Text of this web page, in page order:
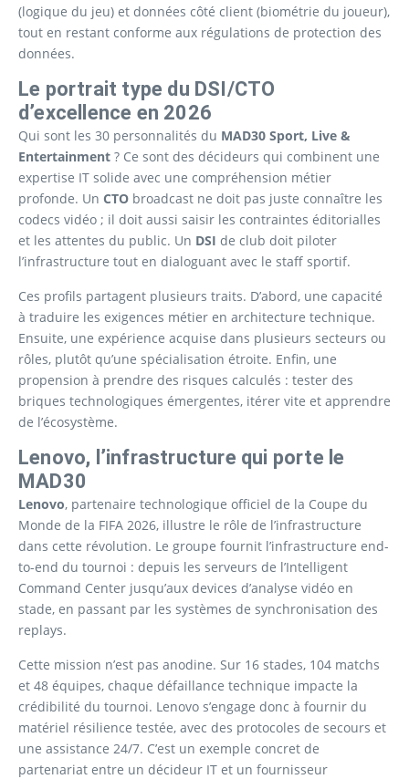
(logique du jeu) et données côté client (biométrie du joueur),
tout en restant conforme aux régulations de protection des
données.
Le portrait type du DSI/CTO
d’excellence en 2026
Qui sont les 30 personnalités du MAD30 Sport, Live &
Entertainment ? Ce sont des décideurs qui combinent une
expertise IT solide avec une compréhension métier
profonde. Un CTO broadcast ne doit pas juste connaître les
codecs vidéo ; il doit aussi saisir les contraintes éditorialles
et les attentes du public. Un DSI de club doit piloter
l’infrastructure tout en dialoguant avec le staff sportif.
Ces profils partagent plusieurs traits. D’abord, une capacité
à traduire les exigences métier en architecture technique.
Ensuite, une expérience acquise dans plusieurs secteurs ou
rôles, plutôt qu’une spécialisation étroite. Enfin, une
propension à prendre des risques calculés : tester des
briques technologiques émergentes, itérer vite et apprendre
de l’écosystème.
Lenovo, l’infrastructure qui porte le
MAD30
Lenovo, partenaire technologique officiel de la Coupe du
Monde de la FIFA 2026, illustre le rôle de l’infrastructure
dans cette révolution. Le groupe fournit l’infrastructure end-
to-end du tournoi : depuis les serveurs de l’Intelligent
Command Center jusqu’aux devices d’analyse vidéo en
stade, en passant par les systèmes de synchronisation des
replays.
Cette mission n’est pas anodine. Sur 16 stades, 104 matchs
et 48 équipes, chaque défaillance technique impacte la
crédibilité du tournoi. Lenovo s’engage donc à fournir du
matériel résilience testée, avec des protocoles de secours et
une assistance 24/7. C’est un exemple concret de
partenariat entre un décideur IT et un fournisseur